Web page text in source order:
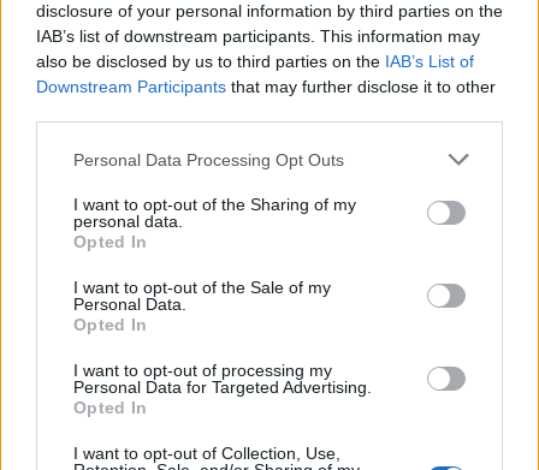
disclosure of your personal information by third parties on the
IAB’s list of downstream participants. This information may
also be disclosed by us to third parties on the IAB’s List of
Downstream Participants that may further disclose it to other
Please note that this website/app uses one or more Google
not limited to your visit or usage behaviour. You may click to
grant or deny consent to Google and its third-party tags to
use your data for below specified purposes in below Google
consent section.
Personal Data Processing Opt Outs
I want to opt-out of the Sharing of my
personal data.
Opted In
I want to opt-out of the Sale of my
Personal Data.
Opted In
I want to opt-out of processing my
Personal Data for Targeted Advertising.
Opted In
I want to opt-out of Collection, Use,
A pisztácia tipikusan az a gyümölcs, aminek a
termését mindenki ismeri (és a legtöbben szeretik
is), a többség viszont nem tudja, hogy mi fán terem
(pedig tényleg fán), növényként pedig tényleg
kevesen látták. Ezen próbálok most segíteni, az
valójában…